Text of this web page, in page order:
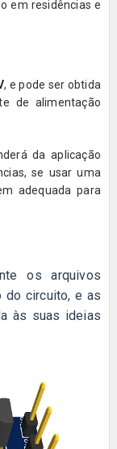
em residências e
, e pode ser obtida
de alimentação
da aplicação
se usar uma
adequada para
os arquivos
do circuito, e as
às suas ideias